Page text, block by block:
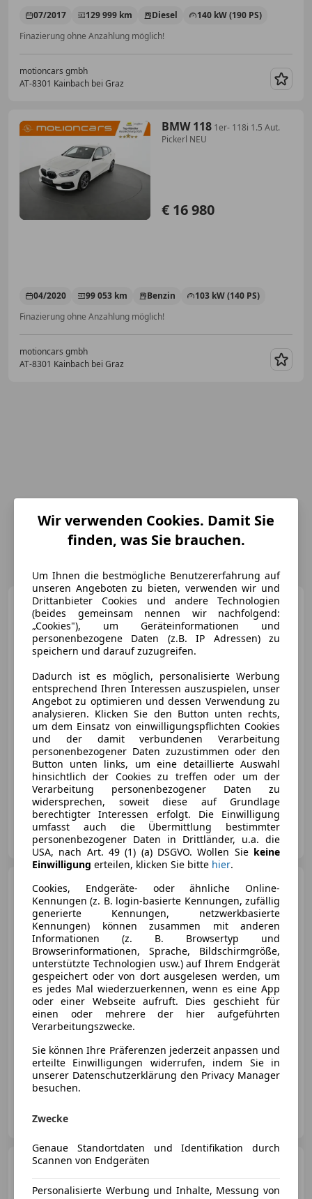
07/2017 129 999 km Diesel
140 kW (190 PS)
Finazierung ohne Anzahlung möglich!
motioncars gmbh
AT-8301 Kainbach bei Graz
BMW 118 1er- 118i 1.5 Aut.
Pickerl NEU
€ 16 980
04/2020 99 053 km Benzin
103 kW (140 PS)
Finazierung ohne Anzahlung möglich!
motioncars gmbh
AT-8301 Kainbach bei Graz
BMW X3
xDrive 20d
**AUTOMATIC*NEUES-
PICKERL**MOD2014
€ 12 500
12/2012 159 000 km Diesel
135 kW (184 PS)
Autopark23 GmbH
AT-2331 Vösendorf
BMW X1xDrive18d M-Paket
Aut.
€ 11 490
11/2015 206 700 km Diesel
105 kW (143 PS)
Zustandsbericht auf www.kfzsitz.at - Sicher kaufen
AT-4053 Haid
Wir verwenden Cookies. Damit Sie
finden, was Sie brauchen.
Um Ihnen die bestmögliche Benutzererfahrung auf
unseren Angeboten zu bieten, verwenden wir und
Drittanbieter Cookies und andere Technologien
(beides gemeinsam nennen wir nachfolgend:
„Cookies"), um Geräteinformationen und
personenbezogene Daten (z.B. IP Adressen) zu
speichern und darauf zuzugreifen.
Dadurch ist es möglich, personalisierte Werbung
entsprechend Ihren Interessen auszuspielen, unser
Angebot zu optimieren und dessen Verwendung zu
analysieren. Klicken Sie den Button unten rechts,
um dem Einsatz von einwilligungspflichten Cookies
und der damit verbundenen Verarbeitung
personenbezogener Daten zuzustimmen oder den
Button unten links, um eine detaillierte Auswahl
hinsichtlich der Cookies zu treffen oder um der
Verarbeitung personenbezogener Daten zu
widersprechen, soweit diese auf Grundlage
berechtigter Interessen erfolgt. Die Einwilligung
umfasst auch die Übermittlung bestimmter
personenbezogener Daten in Drittländer, u.a. die
USA, nach Art. 49 (1) (a) DSGVO. Wollen Sie keine
Einwilligung erteilen, klicken Sie bitte hier.
Cookies, Endgeräte- oder ähnliche Online-
Kennungen (z. B. login-basierte Kennungen, zufällig
generierte Kennungen, netzwerkbasierte
Kennungen) können zusammen mit anderen
Informationen (z. B. Browsertyp und
Browserinformationen, Sprache, Bildschirmgröße,
unterstützte Technologien usw.) auf Ihrem Endgerät
gespeichert oder von dort ausgelesen werden, um
es jedes Mal wiederzuerkennen, wenn es eine App
oder einer Webseite aufruft. Dies geschieht für
einen oder mehrere der hier aufgeführten
Verarbeitungszwecke.
Sie können Ihre Präferenzen jederzeit anpassen und
erteilte Einwilligungen widerrufen, indem Sie in
unserer Datenschutzerklärung den Privacy Manager
besuchen.
Zwecke
Genaue Standortdaten und Identifikation durch
Scannen von Endgeräten
Personalisierte Werbung und Inhalte, Messung von